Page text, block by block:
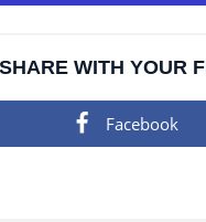
WITH YOUR
Facebook